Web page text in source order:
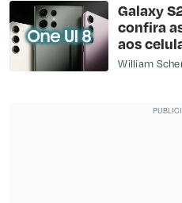
Galaxy
confira
aos
William